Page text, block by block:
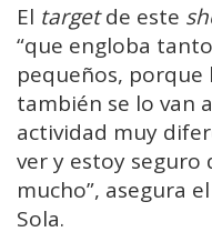
El targetde este
“que engloba
pequeños, porque
también se lo van
actividad muy
ver y estoy seguro
mucho”, asegura
Sola.